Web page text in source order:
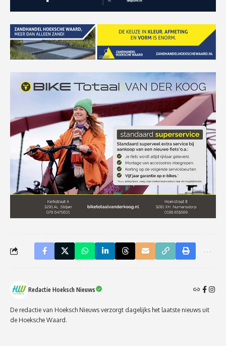
Redactie Hoeksch Nieuws
De redactie van Hoeksch Nieuws verzorgt dagelijks het laatste nieuws uit
de Hoeksche Waard.